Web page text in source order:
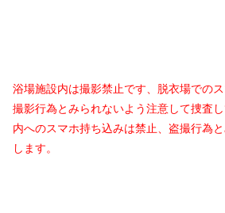
浴場施設内は撮影禁止です、脱衣場での
撮影行為とみられないよう注意して捜査
内へのスマホ持ち込みは禁止、盗撮行為
します。